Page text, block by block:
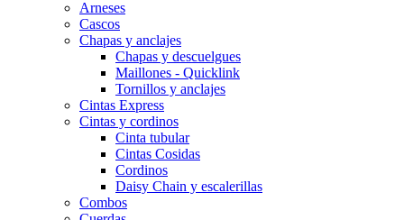
Arneses
Cascos
Chapas y anclajes
Chapas y descuelgues
Maillones - Quicklink
Tornillos y anclajes
Cintas Express
Cintas y cordinos
Cinta tubular
Cintas Cosidas
Cordinos
Daisy Chain y escalerillas
Combos